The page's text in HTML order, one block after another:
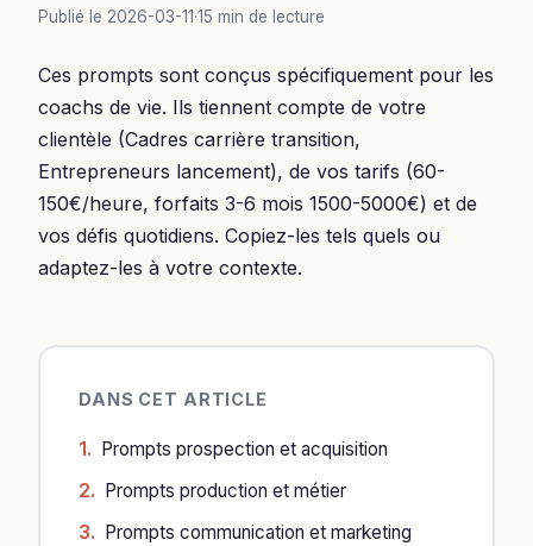
Publié le 2026-03-11·15 min de lecture
Ces prompts sont conçus spécifiquement pour les
coachs de vie. Ils tiennent compte de votre
clientèle (Cadres carrière transition,
Entrepreneurs lancement), de vos tarifs (60-
150€/heure, forfaits 3-6 mois 1500-5000€) et de
vos défis quotidiens. Copiez-les tels quels ou
adaptez-les à votre contexte.
DANS CET ARTICLE
Prompts prospection et acquisition
Prompts production et métier
Prompts communication et marketing